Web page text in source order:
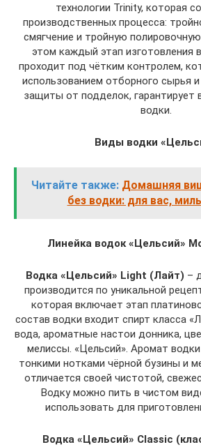
технологии Trinity, которая
производственных процесса:
смягчение и тройную
этом каждый этап изготовления
проходит под чётким контролем,
использованием отборного сырья
защиты от подделок, гарантирует
водки.
Виды водки
Читайте также: Домашняя
без водки: для вас,
Линейка водок «Цельсий»
Водка «Цельсий» Light (Лайт) –
производится по уникальной
которая включает этап
состав водки входит спирт класса
вода, ароматные настои донника,
мелиссы. «Цельсий». Аромат
тонкими нотками чёрной бузины и
отличается своей чистотой,
Водку можно пить в чистом
использовать для
Водка «Цельсий» Classic